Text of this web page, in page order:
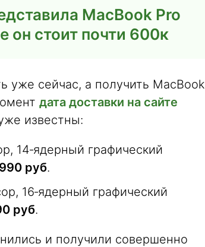
MacBook Pro
он стоит почти 600к
уже сейчас, а получить MacBook
дата доставки на сайте
известны:
14‑ядерный графический
руб.
16‑ядерный графический
руб.
и получили совершенно